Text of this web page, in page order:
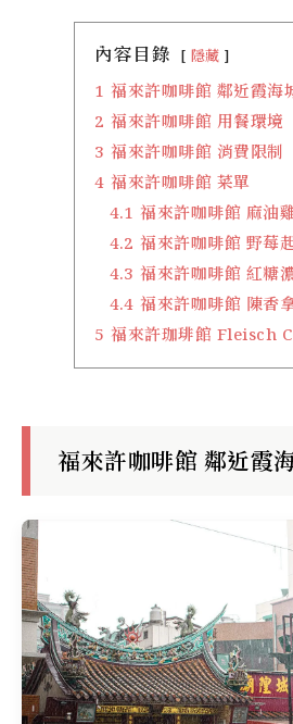
內容目錄 隱藏
1 福來許咖啡館 鄰近霞海
2 福來許咖啡館 用餐環境
3 福來許咖啡館 消費限制
4 福來許咖啡館 菜單
4.1 福來許咖啡館 麻油
4.2 福來許咖啡館 野莓
4.3 福來許咖啡館 紅糖
4.4 福來許咖啡館 陳香
5 福來許珈琲館 Fleisch
福來許咖啡館 鄰近霞